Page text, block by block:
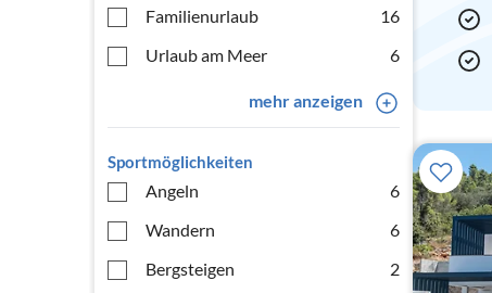
Familienurlaub
16
Urlaub am Meer
6
mehr anzeigen
Sportmöglichkeiten
Angeln
6
Wandern
6
Bergsteigen
2